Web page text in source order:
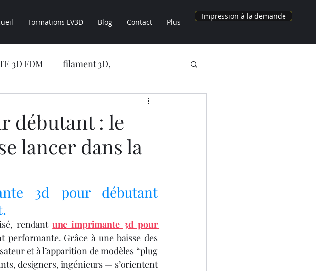
Formations LV3D Blog Contact Plus
Impression à la demande
3D FDM filament 3D,
NOS OBJETS 3D
en ligne NOUVEAU CHEZ LV3D
SCANNER 3D SCANNER 3D
débutant : le
lancer dans la
3d pour débutant
rendant une imprimante 3d pour
performante. Grâce à une baisse des
et à l’apparition de modèles “plug
designers, ingénieurs — s’orientent